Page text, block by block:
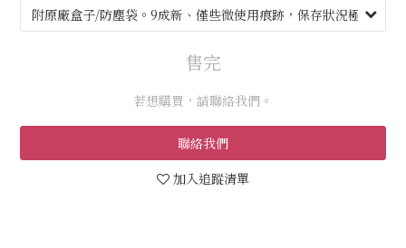
售完
若想購買，請聯絡我們。
聯絡我們
加入追蹤清單